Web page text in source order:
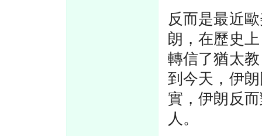
反而是最近
朗，在歷史
轉信了猶太
到今天，伊
實，伊朗反
人。